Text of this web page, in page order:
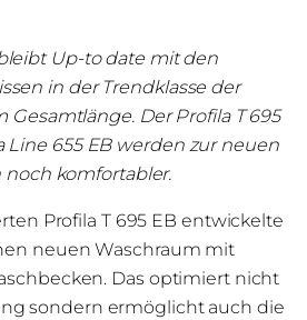
Up-to date mit den
in der Trendklasse der
Gesamtlänge. Der Profila T 695
Line 655 EB werden zur neuen
noch komfortabler.
Profila T 695 EB entwickelte
neuen Waschraum mit
Das optimiert nicht
sondern ermöglicht auch die